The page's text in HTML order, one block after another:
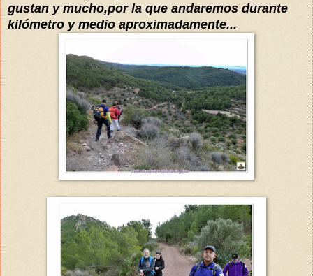
gustan y mucho,por la que andaremos durante
kilómetro y medio aproximadamente...